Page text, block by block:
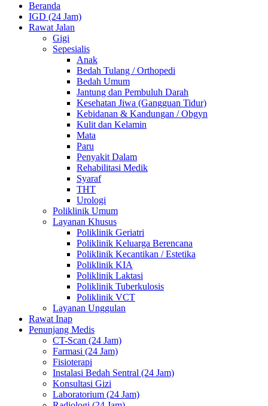
Beranda
IGD (24 Jam)
Rawat Jalan
Gigi
Sepesialis
Anak
Bedah Tulang / Orthopedi
Bedah Umum
Jantung dan Pembuluh Darah
Kesehatan Jiwa (Gangguan Tidur)
Kebidanan & Kandungan / Obgyn
Kulit dan Kelamin
Mata
Paru
Penyakit Dalam
Rehabilitasi Medik
Syaraf
THT
Urologi
Poliklinik Umum
Layanan Khusus
Poliklinik Geriatri
Poliklinik Keluarga Berencana
Poliklinik Kecantikan / Estetika
Poliklinik KIA
Poliklinik Laktasi
Poliklinik Tuberkulosis
Poliklinik VCT
Layanan Unggulan
Rawat Inap
Penunjang Medis
CT-Scan (24 Jam)
Farmasi (24 Jam)
Fisioterapi
Instalasi Bedah Sentral (24 Jam)
Konsultasi Gizi
Laboratorium (24 Jam)